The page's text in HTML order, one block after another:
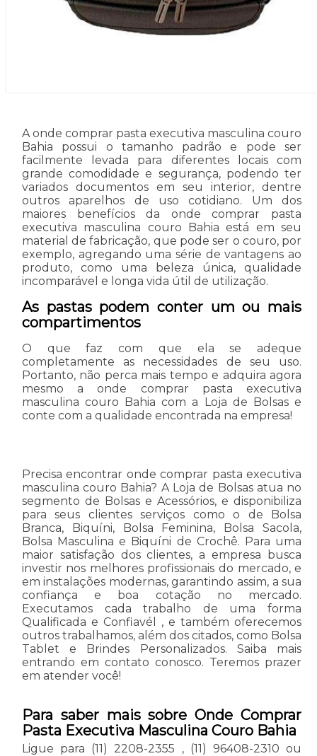
A onde comprar pasta executiva masculina couro
Bahia possui o tamanho padrão e pode ser
facilmente levada para diferentes locais com
grande comodidade e segurança, podendo ter
variados documentos em seu interior, dentre
outros aparelhos de uso cotidiano. Um dos
maiores benefícios da onde comprar pasta
executiva masculina couro Bahia está em seu
material de fabricação, que pode ser o couro, por
exemplo, agregando uma série de vantagens ao
produto, como uma beleza única, qualidade
incomparável e longa vida útil de utilização.
As pastas podem conter um ou mais
compartimentos
O que faz com que ela se adeque
completamente as necessidades de seu uso.
Portanto, não perca mais tempo e adquira agora
mesmo a onde comprar pasta executiva
masculina couro Bahia com a Loja de Bolsas e
conte com a qualidade encontrada na empresa!
Precisa encontrar onde comprar pasta executiva
masculina couro Bahia? A Loja de Bolsas atua no
segmento de Bolsas e Acessórios, e disponibiliza
para seus clientes serviços como o de Bolsa
Branca, Biquíni, Bolsa Feminina, Bolsa Sacola,
Bolsa Masculina e Biquíni de Crochê. Para uma
maior satisfação dos clientes, a empresa busca
investir nos melhores profissionais do mercado, e
em instalações modernas, garantindo assim, a sua
confiança e boa cotação no mercado.
Executamos cada trabalho de uma forma
Qualificada e Confiavél , e também oferecemos
outros trabalhamos, além dos citados, como Bolsa
Tablet e Brindes Personalizados. Saiba mais
entrando em contato conosco. Teremos prazer
em atender você!
Para saber mais sobre Onde Comprar
Pasta Executiva Masculina Couro Bahia
Ligue para (11) 2208-2355 , (11) 96408-2310 ou